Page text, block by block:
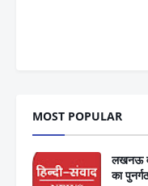
MOST POPULAR
लखनऊ
का